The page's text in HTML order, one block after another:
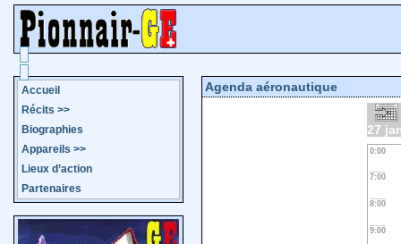
Accueil
Récits >>
Biographies
Appareils >>
Lieux d’action
Partenaires
Agenda aéronautique
27
0:00
7:00
8:00
9:00